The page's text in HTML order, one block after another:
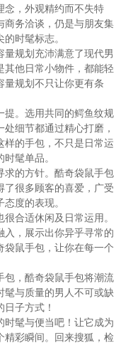
，外观精约而不失特
商务洽谈，仍是与朋友集
时髦标志。
规划充沛满意了现代男
其他日常小物件，都能轻
规划不只让你更有条
。选用共同的鳄鱼纹规
细节都通过精心打磨，
的手包，不只是日常运
髦单品。
的方针。酷奇袋鼠手包
很多顾客的喜爱，广受
度的表现。
合适休闲及日常运用。
，展示出你异乎寻常的
袋鼠手包，让你在每一个
，酷奇袋鼠手包将潮流
髦与质量的男人不可或缺
子方式！
髦与便当吧！让它成为
彩瞬间。回来搜狐，检